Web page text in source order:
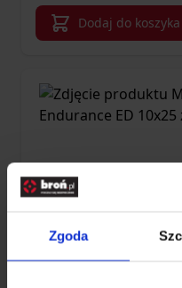
Zgoda
Dodaj do koszyka